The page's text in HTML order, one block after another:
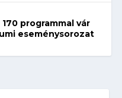
programmal vár
eseménysorozat